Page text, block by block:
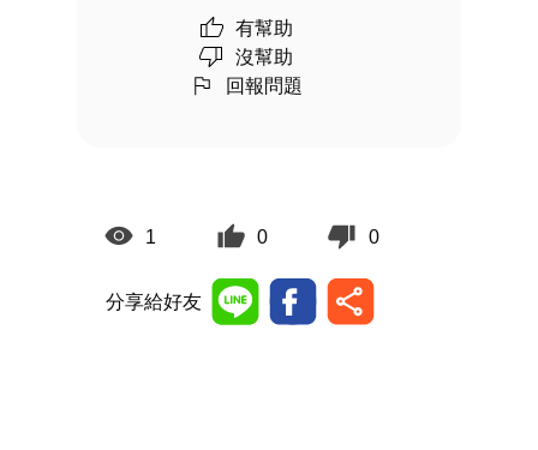
有幫助
沒幫助
回報問題
1 0 0
分享給好友